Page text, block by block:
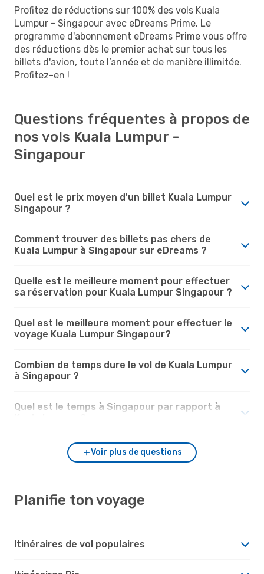
Profitez de réductions sur 100% des vols Kuala
Lumpur - Singapour avec eDreams Prime. Le
programme d'abonnement eDreams Prime vous offre
des réductions dès le premier achat sur tous les
billets d'avion, toute l’année et de manière illimitée.
Profitez-en !
Questions fréquentes à propos de
nos vols Kuala Lumpur -
Singapour
Quel est le prix moyen d'un billet Kuala Lumpur
Singapour ?
Comment trouver des billets pas chers de
Kuala Lumpur à Singapour sur eDreams ?
Quelle est le meilleure moment pour effectuer
sa réservation pour Kuala Lumpur Singapour ?
Quel est le meilleure moment pour effectuer le
voyage Kuala Lumpur Singapour?
Combien de temps dure le vol de Kuala Lumpur
à Singapour ?
Quel est le temps à Singapour par rapport à
Voir plus de questions
Planifie ton voyage
Itinéraires de vol populaires